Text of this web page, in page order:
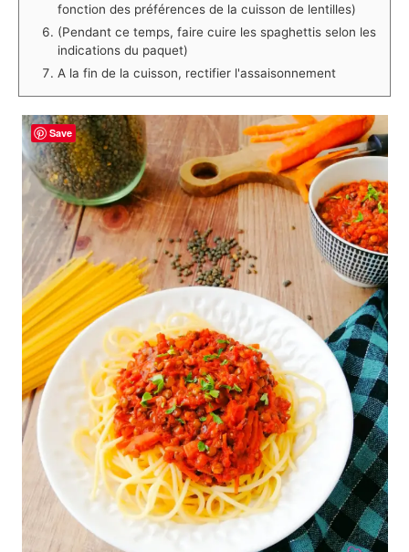
fonction des préférences de la cuisson de lentilles)
(Pendant ce temps, faire cuire les spaghettis selon les
indications du paquet)
A la fin de la cuisson, rectifier l'assaisonnement
Save